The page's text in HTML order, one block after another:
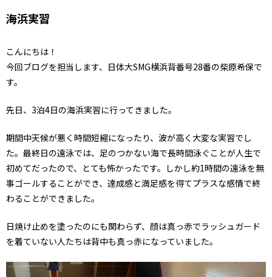
海浜実習
こんにちは！
今回ブログを担当します、日体大SMG横浜背番号28番の柴原希保で
す。
先日、3泊4日の海浜実習に行ってきました。
期間中天候が悪く時間短縮になったり、波が高く大変な実習でし
た。最終日の遠泳では、足のつかない海で長時間泳ぐことが人生で
初めてだったので、とても怖かったです。しかし約1時間の遠泳を無
事ゴールすることができ、達成感と満足感を得てプラスな感情で終
わることができました。
日焼け止めを塗ったのにも関わらず、顔は真っ赤でラッシュガード
を着ていない人たちは背中も真っ赤になっていました。